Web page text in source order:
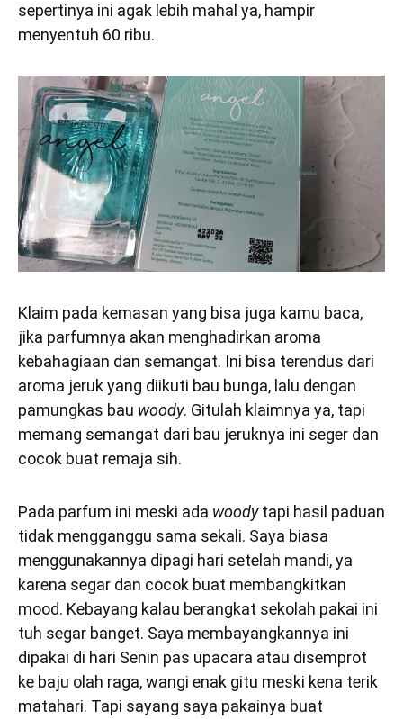
sepertinya ini agak lebih mahal ya, hampir
menyentuh 60 ribu.
Klaim pada kemasan yang bisa juga kamu baca,
jika parfumnya akan menghadirkan aroma
kebahagiaan dan semangat. Ini bisa terendus dari
aroma jeruk yang diikuti bau bunga, lalu dengan
pamungkas bau woody. Gitulah klaimnya ya, tapi
memang semangat dari bau jeruknya ini seger dan
cocok buat remaja sih.
Pada parfum ini meski ada woodytapi hasil paduan
tidak mengganggu sama sekali. Saya biasa
menggunakannya dipagi hari setelah mandi, ya
karena segar dan cocok buat membangkitkan
mood. Kebayang kalau berangkat sekolah pakai ini
tuh segar banget. Saya membayangkannya ini
dipakai di hari Senin pas upacara atau disemprot
ke baju olah raga, wangi enak gitu meski kena terik
matahari. Tapi sayang saya pakainya buat